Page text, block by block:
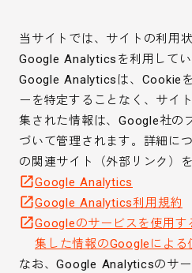
当サイトでは、サイトの利用
Google Analyticsを利用してい
Google Analyticsは、Cookie
ーを特定することなく、サイ
集された情報は、Google社の
づいて管理されます。詳細に
の関連サイト（外部リンク）
open_in_newGoogle Analytics
open_in_newGoogle Analytics利用規約
open_in_newGoogleのサービスを使用
集した情報のGoogleによる
なお、Google Analyticsのサ